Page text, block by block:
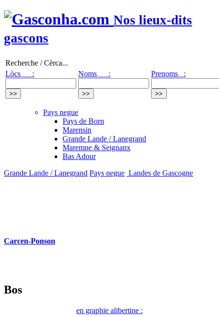
Nos lieux-dits
gascons
Recherche / Cèrca...
Lòcs :
Noms : Prenoms :
Pays negue
Pays de Born
Marensin
Grande Lande / Lanegrand
Maremne & Seignanx
Bas Adour
Grande Lande / Lanegrand Pays negue Landes de Gascogne
Carcen-Ponson
Bos
en graphie alibertine :